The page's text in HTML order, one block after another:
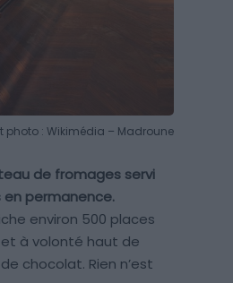
photo : Wikimédia – Madroune
de fromages servi
en permanence.
environ 500 places
à volonté haut de
chocolat. Rien n’est